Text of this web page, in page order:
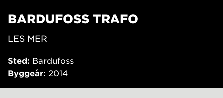
BARDUFOSS TRAFO
LES MER
Sted: Bardufoss
Byggeår: 2014